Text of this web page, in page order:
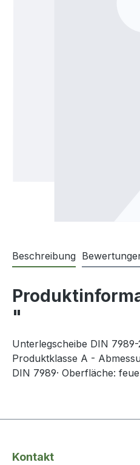
Beschreibung
"
Unterlegscheibe DIN
Produktklasse A -
DIN 7989· Oberfläche:
Kontakt